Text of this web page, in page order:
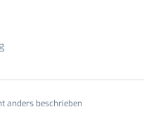
anders beschrieben